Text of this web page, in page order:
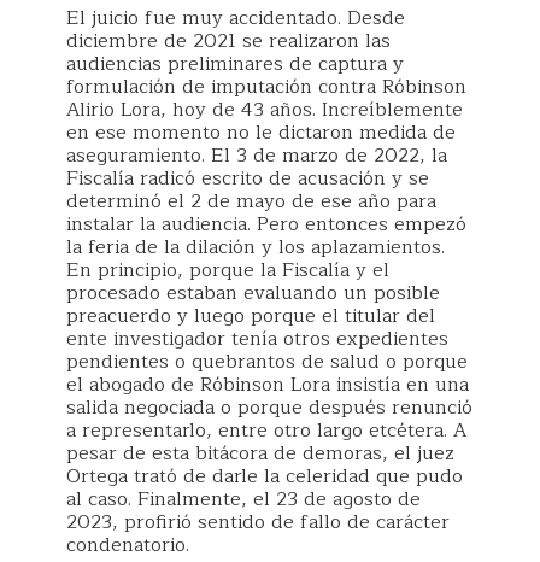
El juicio fue muy accidentado. Desde
diciembre de 2021 se realizaron las
audiencias preliminares de captura y
formulación de imputación contra Róbinson
Alirio Lora, hoy de 43 años. Increíblemente
en ese momento no le dictaron medida de
aseguramiento. El 3 de marzo de 2022, la
Fiscalía radicó escrito de acusación y se
determinó el 2 de mayo de ese año para
instalar la audiencia. Pero entonces empezó
la feria de la dilación y los aplazamientos.
En principio, porque la Fiscalía y el
procesado estaban evaluando un posible
preacuerdo y luego porque el titular del
ente investigador tenía otros expedientes
pendientes o quebrantos de salud o porque
el abogado de Róbinson Lora insistía en una
salida negociada o porque después renunció
a representarlo, entre otro largo etcétera. A
pesar de esta bitácora de demoras, el juez
Ortega trató de darle la celeridad que pudo
al caso. Finalmente, el 23 de agosto de
2023, profirió sentido de fallo de carácter
condenatorio.